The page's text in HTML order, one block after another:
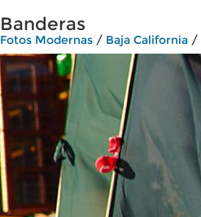
Banderas
Fotos Modernas / Baja California /